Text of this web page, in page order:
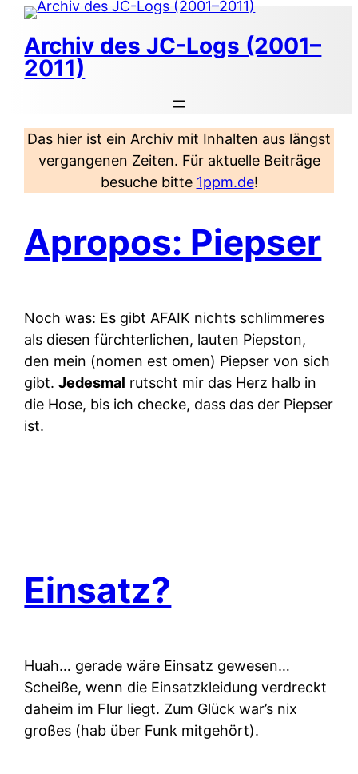
Zum
Inhalt
springen
Archiv des JC-Logs (2001–
2011)
Das hier ist ein Archiv mit Inhalten aus längst
vergangenen Zeiten. Für aktuelle Beiträge
besuche bitte 1ppm.de!
Apropos: Piepser
Noch was: Es gibt AFAIK nichts schlimmeres
als diesen fürchterlichen, lauten Piepston,
den mein (nomen est omen) Piepser von sich
gibt.Jedesmal rutscht mir das Herz halb in
die Hose, bis ich checke, dass das der Piepser
ist.
Einsatz?
Huah… gerade wäre Einsatz gewesen…
Scheiße, wenn die Einsatzkleidung verdreckt
daheim im Flur liegt. Zum Glück war’s nix
großes (hab über Funk mitgehört).